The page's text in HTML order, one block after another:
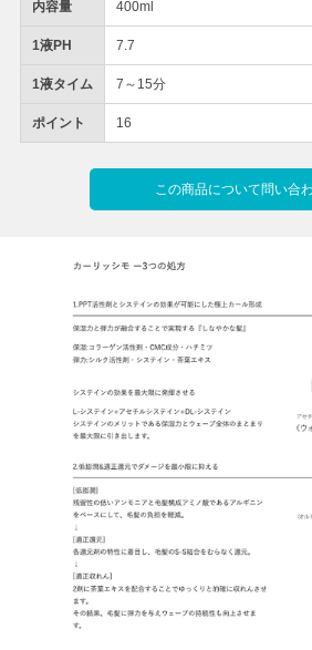
内容量 400ml
1液PH 7.7
1液タイム 7～15分
ポイント 16
この商品について問い合